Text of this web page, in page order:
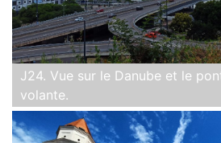
J24. Vue sur le Danube et le
volante.